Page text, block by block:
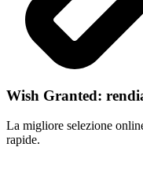
Wish Granted:
La migliore selezione
rapide.